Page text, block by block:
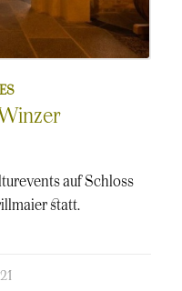
auf Schloss
statt.